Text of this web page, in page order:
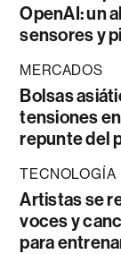
OpenAI: un
sensores y
MERCADOS
Bolsas
tensiones
repunte del
TECNOLOGÍA
Artistas se
voces y
para